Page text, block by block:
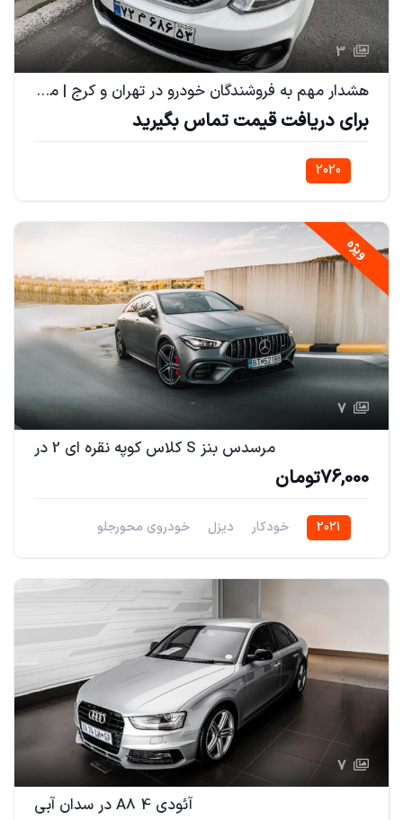
3
هشدار مهم به فروشندگان خودرو در تهران و کرج | مراقب خریداران جعلی باشید
برای دریافت قیمت تماس بگیرید
2020
ویژه
7
مرسدس بنز S کلاس کوپه نقره ای 2 در
76,000تومان
2021 خودکار دیزل خودروی محورجلو
7
آئودی A8 4 در سدان آبی